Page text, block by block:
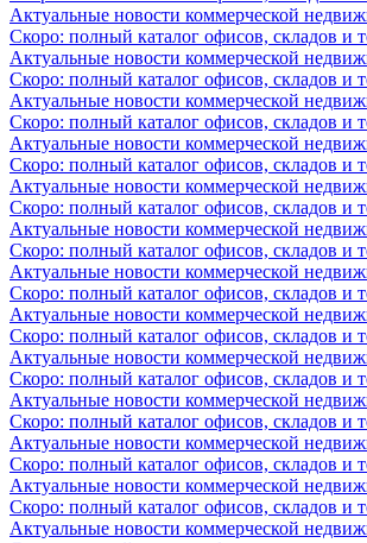
Актуальные новости коммерческой
Скоро: полный каталог офисов, складов и
Актуальные новости коммерческой
Скоро: полный каталог офисов, складов и
Актуальные новости коммерческой
Скоро: полный каталог офисов, складов и
Актуальные новости коммерческой
Скоро: полный каталог офисов, складов и
Актуальные новости коммерческой
Скоро: полный каталог офисов, складов и
Актуальные новости коммерческой
Скоро: полный каталог офисов, складов и
Актуальные новости коммерческой
Скоро: полный каталог офисов, складов и
Актуальные новости коммерческой
Скоро: полный каталог офисов, складов и
Актуальные новости коммерческой
Скоро: полный каталог офисов, складов и
Актуальные новости коммерческой
Скоро: полный каталог офисов, складов и
Актуальные новости коммерческой
Скоро: полный каталог офисов, складов и
Актуальные новости коммерческой
Скоро: полный каталог офисов, складов и
Актуальные новости коммерческой